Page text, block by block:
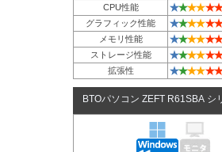
CPU性能
★★★★★★
グラフィック性能 ★★★★★★
メモリ性能 ★★★★★★
ストレージ性能 ★★★★★★
拡張性 ★★★★★★
BTOパソコン ZEFT R61SBA シ